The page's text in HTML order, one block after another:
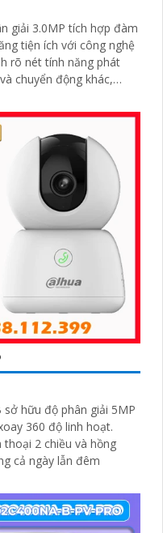
giải 3.0MP tích hợp đàm
tiện ích với công nghệ
rõ nét tính năng phát
chuyển động khác,
sở hữu độ phân giải 5MP
360 độ linh hoạt.
2 chiều và hồng
cả ngày lẫn đêm